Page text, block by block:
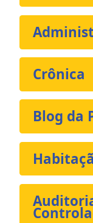
Crônica
Blog da